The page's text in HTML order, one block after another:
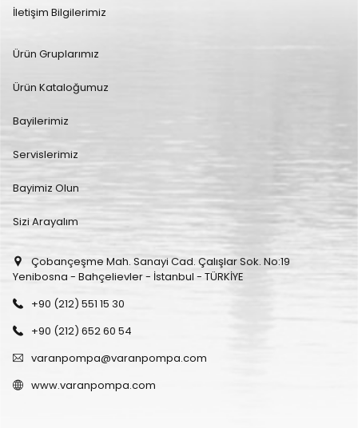
İletişim Bilgilerimiz
Ürün Gruplarımız
Ürün Kataloğumuz
Bayilerimiz
Servislerimiz
Bayimiz Olun
Sizi Arayalım
Çobançeşme Mah. Sanayi Cad. Çalışlar Sok. No:19
Yenibosna - Bahçelievler - İstanbul - TÜRKİYE
+90 (212) 551 15 30
+90 (212) 652 60 54
varanpompa@varanpompa.com
www.varanpompa.com